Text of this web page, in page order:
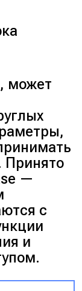
может
Принято
—
с
и